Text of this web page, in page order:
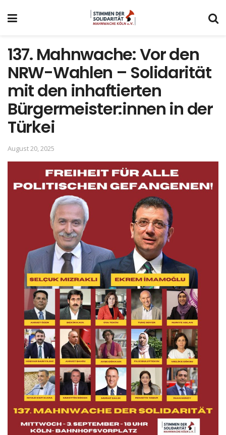
137. Mahnwache: Vor den
NRW-Wahlen – Solidarität
mit den inhaftierten
Bürgermeister:innen in der
Türkei
August 20, 2025